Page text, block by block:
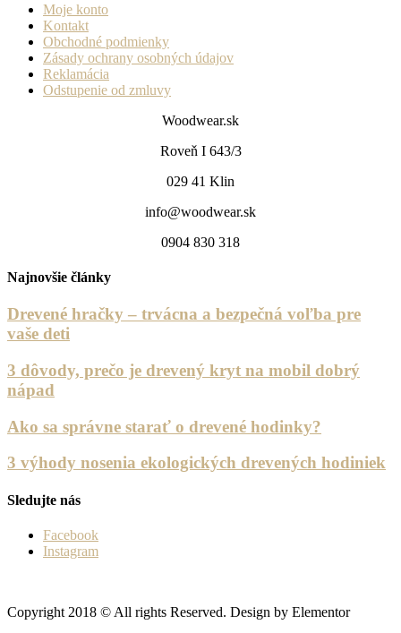
Moje konto
Kontakt
Obchodné podmienky
Zásady ochrany osobných údajov
Reklamácia
Odstupenie od zmluvy
Woodwear.sk
Roveň I 643/3
029 41 Klin
info@woodwear.sk
0904 830 318
Najnovšie články
Drevené hračky – trvácna a bezpečná voľba pre
vaše deti
3 dôvody, prečo je drevený kryt na mobil dobrý
nápad
Ako sa správne starať o drevené hodinky?
3 výhody nosenia ekologických drevených hodiniek
Sledujte nás
Facebook
Instagram
Copyright 2018 © All rights Reserved. Design by Elementor